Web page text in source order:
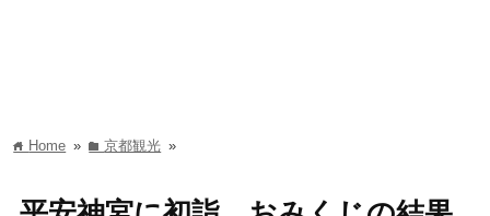
home Home » folder京都観光 »